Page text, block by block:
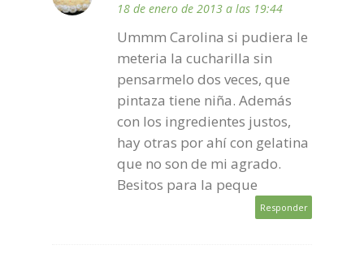
18 de enero de 2013 a las 19:44
Ummm Carolina si pudiera le
meteria la cucharilla sin
pensarmelo dos veces, que
pintaza tiene niña. Además
con los ingredientes justos,
hay otras por ahí con gelatina
que no son de mi agrado.
Besitos para la peque
Responder